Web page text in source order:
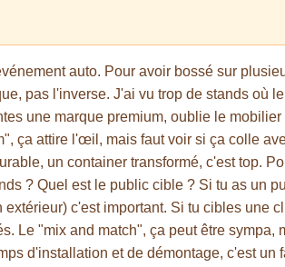
auto. Pour avoir bossé sur
pas l'inverse. J'ai vu trop de stands où
une marque premium, oublie le mobilier
ça attire l'œil, mais faut voir si ça colle
un container transformé, c'est top.
? Quel est le public cible ? Si tu as un
c'est important. Si tu cibles une
Le "mix and match", ça peut être sympa,
d'installation et de démontage, c'est un